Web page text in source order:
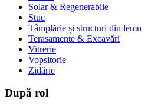
Solar & Regenerabile
Stuc
Tâmplărie și structuri din lemn
Terasamente & Excavări
Vitrerie
Vopsitorie
Zidărie
După rol